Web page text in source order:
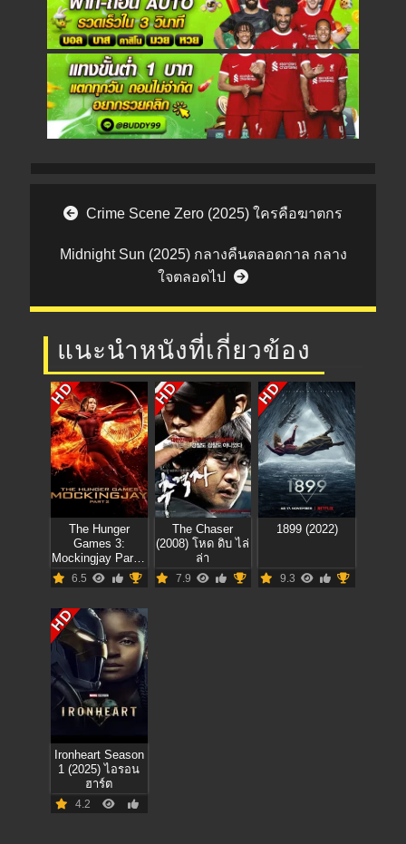
Post navigation
Crime Scene Zero (2025) ใครคือฆาตกร
Midnight Sun (2025) กลางคืนตลอดกาล กลาง
ใจตลอดไป
แนะนำหนังที่เกี่ยวข้อง
HD
The Hunger
Games 3:
Mockingjay Part 2
(2015) เกมล่าเกม
3: ม็อกกิ้งเจย์ ภาค
6.5
HD
The Chaser
(2008) โหด ดิบ ไล่
ล่า
7.9
HD
1899 (2022)
9.3
HD
Ironheart Season
1 (2025) ไอรอน
ฮาร์ต
4.2